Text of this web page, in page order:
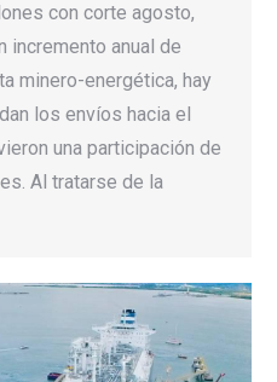
con corte agosto,
incremento anual de
minero-energética, hay
los envíos hacia el
una participación de
Al tratarse de la